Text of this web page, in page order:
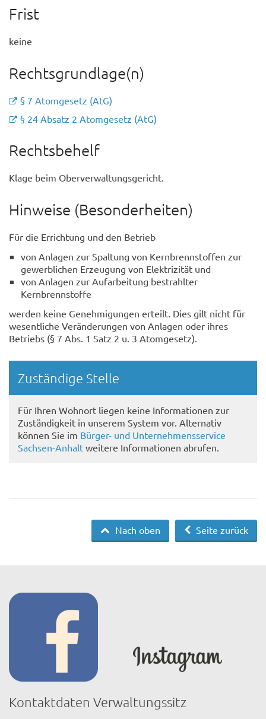
Frist
keine
Rechtsgrundlage(n)
§ 7 Atomgesetz (AtG)
§ 24 Absatz 2 Atomgesetz (AtG)
Rechtsbehelf
Klage beim Oberverwaltungsgericht.
Hinweise (Besonderheiten)
Für die Errichtung und den Betrieb
von Anlagen zur Spaltung von Kernbrennstoffen zur
gewerblichen Erzeugung von Elektrizität und
von Anlagen zur Aufarbeitung bestrahlter
Kernbrennstoffe
werden keine Genehmigungen erteilt. Dies gilt nicht für
wesentliche Veränderungen von Anlagen oder ihres
Betriebs (§ 7 Abs. 1 Satz 2 u. 3 Atomgesetz).
Randspalte
Zuständige Stelle
Für Ihren Wohnort liegen keine Informationen zur
Zuständigkeit in unserem System vor. Alternativ
können Sie im Bürger- und Unternehmensservice
Sachsen-Anhalt weitere Informationen abrufen.
Seite zurück
Nach oben
Kontaktdaten Verwaltungssitz